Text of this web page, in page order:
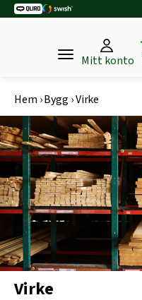
Mitt konto
Hem ›Bygg ›Virke
Virke